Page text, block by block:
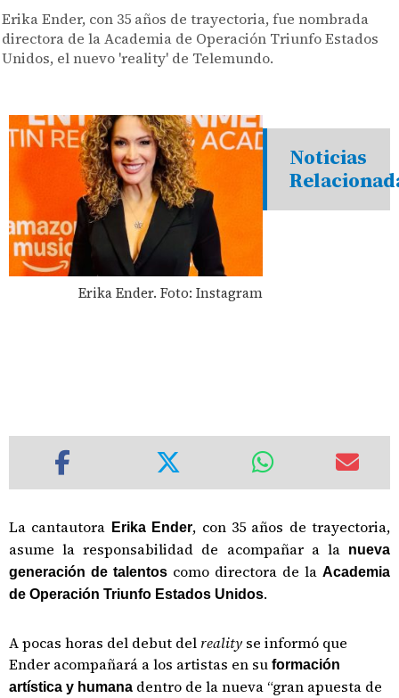
Erika Ender, con 35 años de trayectoria, fue nombrada
directora de la Academia de Operación Triunfo Estados
Unidos, el nuevo 'reality' de Telemundo.
Erika Ender. Foto: Instagram
Noticias
La cantautora Erika Ender, con 35 años de trayectoria,
asume la responsabilidad de acompañar a la nueva
generación de talentos como directora de la Academia
de Operación Triunfo Estados Unidos.
A pocas horas del debut del reality se informó que
Ender acompañará a los artistas en su formación
artística y humana dentro de la nueva “gran apuesta de